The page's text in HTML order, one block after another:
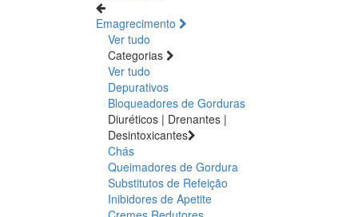
Emagrecimento
Ver tudo
Categorias
Ver tudo
Depurativos
Bloqueadores de Gorduras
Diuréticos | Drenantes |
Desintoxicantes
Chás
Queimadores de Gordura
Substitutos de Refeição
Inibidores de Apetite